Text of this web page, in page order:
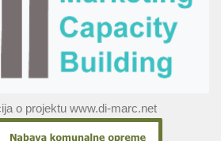
o projektu www.di-marc.net